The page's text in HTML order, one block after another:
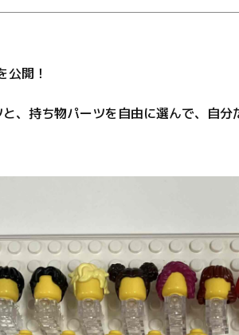
開！
、持ち物パーツを自由に選んで、自